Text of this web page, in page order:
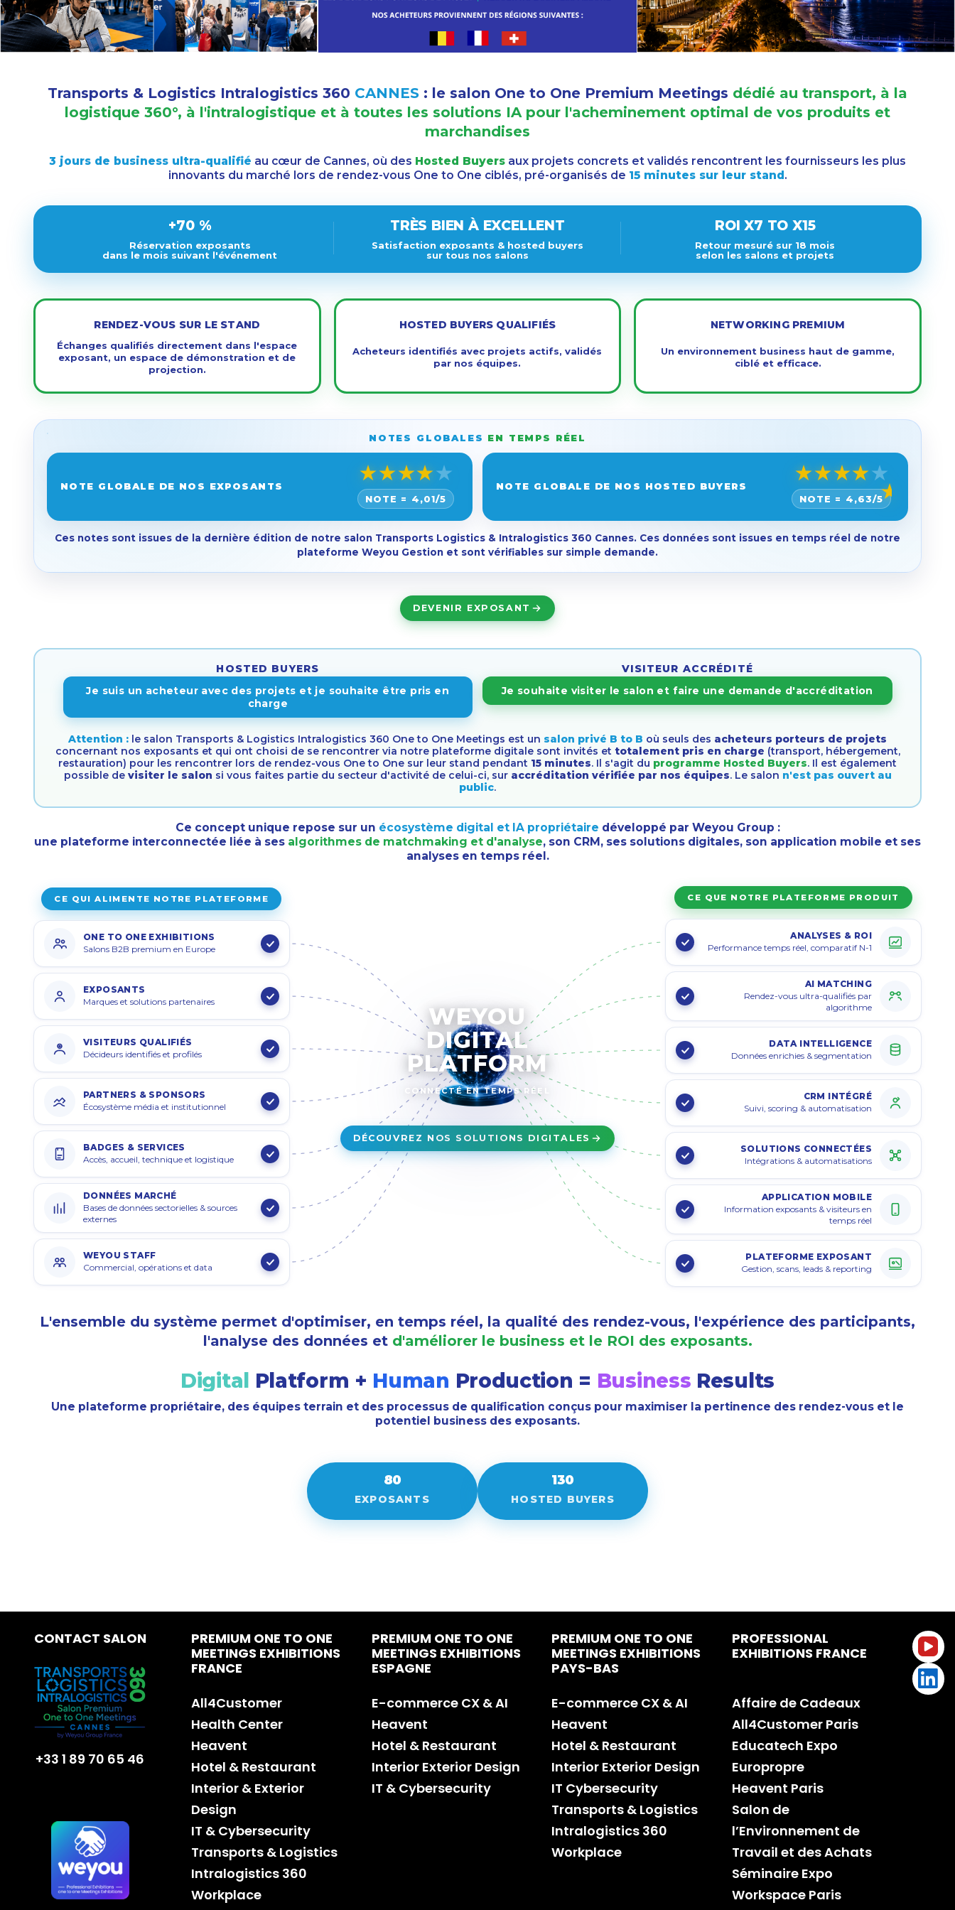
Transports & Logistics Intralogistics 360 CANNES : le salon One to One Premium Meetings dédié au transport, à la
logistique 360°, à l'intralogistique et à toutes les solutions IA pour l'acheminement optimal de vos produits et
marchandises
3 jours de business ultra-qualifié au cœur de Cannes, où des Hosted Buyers aux projets concrets et validés rencontrent les fournisseurs les plus
innovants du marché lors de rendez-vous One to One ciblés, pré-organisés de 15 minutes sur leur stand.
+70 %
Réservation exposants
dans le mois suivant l'événement
TRÈS BIEN À EXCELLENT
Satisfaction exposants & hosted buyers
sur tous nos salons
ROI X7 TO X15
Retour mesuré sur 18 mois
selon les salons et projets
RENDEZ-VOUS SUR LE STAND
Échanges qualifiés directement dans l'espace
exposant, un espace de démonstration et de
projection.
HOSTED BUYERS QUALIFIÉS
Acheteurs identifiés avec projets actifs, validés
par nos équipes.
NETWORKING PREMIUM
Un environnement business haut de gamme,
ciblé et efficace.
NOTES GLOBALES EN TEMPS RÉEL
NOTE GLOBALE DE NOS EXPOSANTS
★★★★★
NOTE = 4,01/5
NOTE GLOBALE DE NOS HOSTED BUYERS
★★★★★
NOTE = 4,63/5
Ces notes sont issues de la dernière édition de notre salon Transports Logistics & Intralogistics 360 Cannes. Ces données sont issues en temps réel de notre
plateforme Weyou Gestion et sont vérifiables sur simple demande.
DEVENIR EXPOSANT
HOSTED BUYERS
Je suis un acheteur avec des projets et je souhaite être pris en
charge
VISITEUR ACCRÉDITÉ
Je souhaite visiter le salon et faire une demande d'accréditation
Attention : le salon Transports & Logistics Intralogistics 360 One to One Meetings est un salon privé B to B où seuls des acheteurs porteurs de projets
concernant nos exposants et qui ont choisi de se rencontrer via notre plateforme digitale sont invités et totalement pris en charge (transport, hébergement,
restauration) pour les rencontrer lors de rendez-vous One to One sur leur stand pendant 15 minutes. Il s'agit du programme Hosted Buyers. Il est également
possible de visiter le salon si vous faites partie du secteur d'activité de celui-ci, sur accréditation vérifiée par nos équipes. Le salon n'est pas ouvert au
public.
Ce concept unique repose sur un écosystème digital et IA propriétaire développé par Weyou Group :
une plateforme interconnectée liée à ses algorithmes de matchmaking et d'analyse, son CRM, ses solutions digitales, son application mobile et ses
analyses en temps réel.
CE QUI ALIMENTE NOTRE PLATEFORME
ONE TO ONE EXHIBITIONS
Salons B2B premium en Europe
EXPOSANTS
Marques et solutions partenaires
VISITEURS QUALIFIÉS
Décideurs identifiés et profilés
PARTNERS & SPONSORS
Écosystème média et institutionnel
BADGES & SERVICES
Accès, accueil, technique et logistique
DONNÉES MARCHÉ
Bases de données sectorielles & sources
externes
WEYOU STAFF
Commercial, opérations et data
WEYOU
DIGITAL
PLATFORM
CONNECTÉ EN TEMPS RÉEL
DÉCOUVREZ NOS SOLUTIONS DIGITALES
CE QUE NOTRE PLATEFORME PRODUIT
ANALYSES & ROI
Performance temps réel, comparatif N-1
AI MATCHING
Rendez-vous ultra-qualifiés par
algorithme
DATA INTELLIGENCE
Données enrichies & segmentation
CRM INTÉGRÉ
Suivi, scoring & automatisation
SOLUTIONS CONNECTÉES
Intégrations & automatisations
APPLICATION MOBILE
Information exposants & visiteurs en
temps réel
PLATEFORME EXPOSANT
Gestion, scans, leads & reporting
L'ensemble du système permet d'optimiser, en temps réel, la qualité des rendez-vous, l'expérience des participants,
l'analyse des données et d'améliorer le business et le ROI des exposants.
Digital Platform + Human Production = Business Results
Une plateforme propriétaire, des équipes terrain et des processus de qualification conçus pour maximiser la pertinence des rendez-vous et le
potentiel business des exposants.
80
EXPOSANTS
130
HOSTED BUYERS
CONTACT SALON
+33 1 89 70 65 46
PREMIUM ONE TO ONE
MEETINGS EXHIBITIONS
FRANCE
All4Customer
Health Center
Heavent
Hotel & Restaurant
Interior & Exterior
Design
IT & Cybersecurity
Transports & Logistics
Intralogistics 360
Workplace
PREMIUM ONE TO ONE
MEETINGS EXHIBITIONS
ESPAGNE
E-commerce CX & AI
Heavent
Hotel & Restaurant
Interior Exterior Design
IT & Cybersecurity
PREMIUM ONE TO ONE
MEETINGS EXHIBITIONS
PAYS-BAS
E-commerce CX & AI
Heavent
Hotel & Restaurant
Interior Exterior Design
IT Cybersecurity
Transports & Logistics
Intralogistics 360
Workplace
PROFESSIONAL
EXHIBITIONS FRANCE
Affaire de Cadeaux
All4Customer Paris
Educatech Expo
Europropre
Heavent Paris
Salon de
l’Environnement de
Travail et des Achats
Séminaire Expo
Workspace Paris